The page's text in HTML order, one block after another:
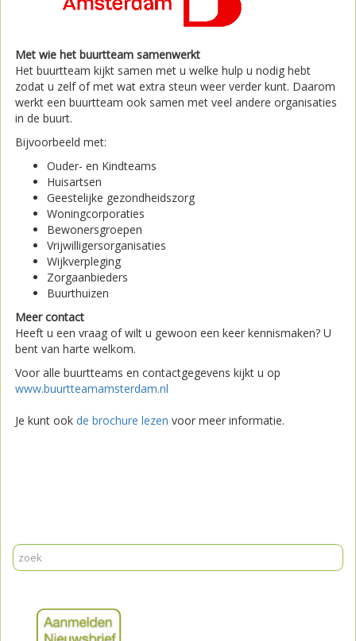
Met wie het buurtteam samenwerkt
Het buurtteam kijkt samen met u welke hulp u nodig hebt
zodat u zelf of met wat extra steun weer verder kunt. Daarom
werkt een buurtteam ook samen met veel andere organisaties
in de buurt.
Bijvoorbeeld met:
Ouder- en Kindteams
Huisartsen
Geestelijke gezondheidszorg
Woningcorporaties
Bewonersgroepen
Vrijwilligersorganisaties
Wijkverpleging
Zorgaanbieders
Buurthuizen
Meer contact
Heeft u een vraag of wilt u gewoon een keer kennismaken? U
bent van harte welkom.
Voor alle buurtteams en contactgegevens kijkt u op
www.buurtteamamsterdam.nl
Je kunt ook de brochure lezen voor meer informatie.